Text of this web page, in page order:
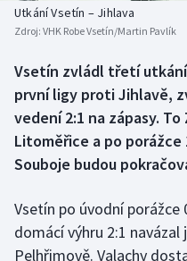
Biatlon
Box
Curling
Florbal
Aplikace ČT sport
Utkání Vsetín – Jihlava
Zdroj: VHK Robe Vsetín/Martin Pavlík
Vsetín zvládl třetí
první ligy proti Jihlavě,
vedení 2:1 na zápasy.
Litoměřice a po porážce
Souboje budou
Vsetín po úvodní
domácí výhru 2:1
Pelhřimově. Valachy